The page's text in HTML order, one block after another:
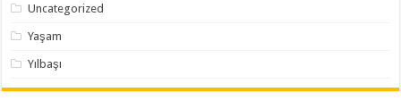
Uncategorized
Yaşam
Yılbaşı